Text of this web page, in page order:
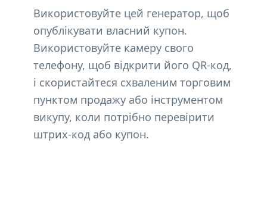
Використовуйте цей генератор, щоб
опублікувати власний купон.
Використовуйте камеру свого
телефону, щоб відкрити його QR-код,
і скористайтеся схваленим торговим
пунктом продажу або інструментом
викупу, коли потрібно перевірити
штрих-код або купон.